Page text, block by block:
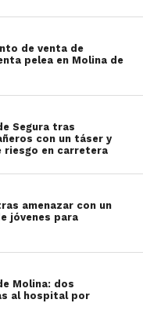
de venta de
pelea en Molina de
Segura tras
con un táser y
riesgo en carretera
amenazar con un
jóvenes para
Molina: dos
al hospital por